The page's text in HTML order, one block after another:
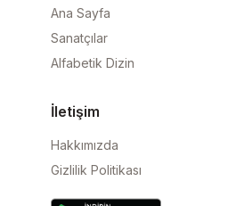
Ana Sayfa
Sanatçılar
Alfabetik Dizin
İletişim
Hakkımızda
Gizlilik Politikası